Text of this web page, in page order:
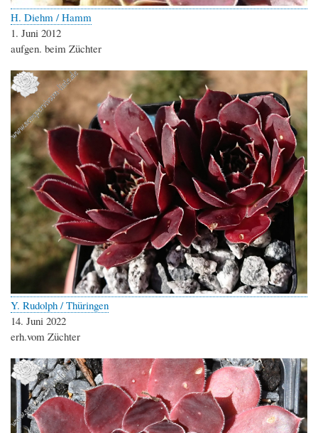
H. Diehm / Hamm
1. Juni 2012
aufgen. beim Züchter
Y. Rudolph / Thüringen
14. Juni 2022
erh.vom Züchter